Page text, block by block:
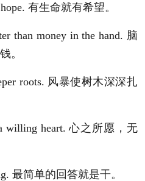
有生命就有希望。
than money in the hand. 脑
。
roots. 风暴使树木深深扎
willing heart. 心之所愿，无
最简单的回答就是干。